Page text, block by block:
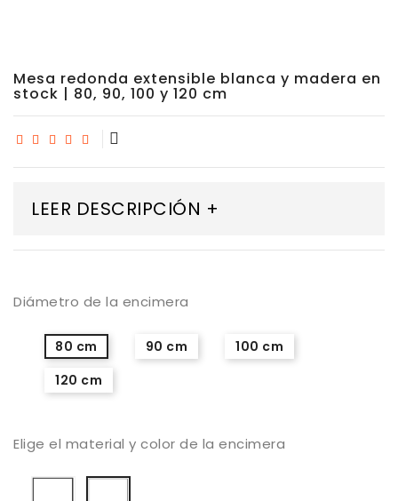
Mesa redonda extensible blanca y madera en
stock | 80, 90, 100 y 120 cm
LEER DESCRIPCIÓN +
Diámetro de la encimera
80 cm 90 cm
100 cm
120 cm
Elige el material y color de la encimera
Estratificado